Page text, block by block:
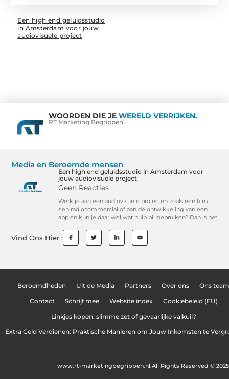
Een high end geluidsstudio
in Amsterdam voor jouw
audiovisuele project
WOORDEN DIE JE WERELD VERRIJKEN.
RT Marketing Begrippen
Media en Beroemde mensen
Een high end geluidsstudio in Amsterdam voor
jouw audiovisuele project
Geen Reacties
Werk je aan een audiovisuele projecten zoals een film,
een radiocommercial of aan de ontwikkeling van een
app en kun je daar wel wat hulp bij gebruiken? Dan is het
Vind Ons Hier :
Beroemdheden Uit de Media Partners Over ons Ons team
Contact Schrijf mee Website index Cookiebeleid (EU)
Linkjes kopen: slimme zet of gevaarlijke valkuil?
Extra Geld Verdienen: Praktische Manieren om Jouw Inkomsten te
All Rights Reserved © 2025
www.rt-marketingbegrippen.nl.